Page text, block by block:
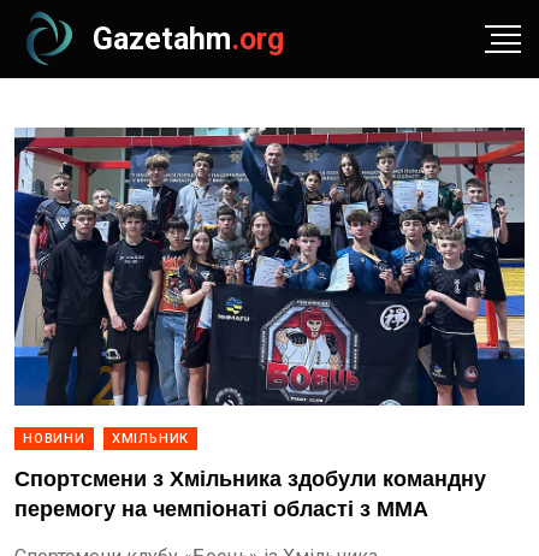
Gazetahm.org
НОВИНИ ХМІЛЬНИК
Спортсмени з Хмільника здобули командну
перемогу на чемпіонаті області з ММА